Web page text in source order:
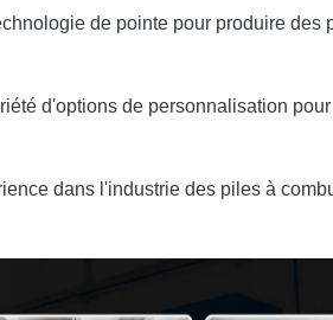
de pointe pour produire
d'options de personnalisation
dans l'industrie des piles à